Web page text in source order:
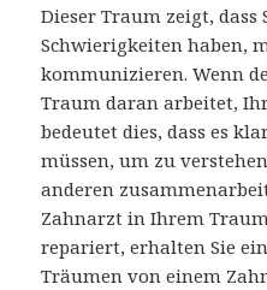
Dieser Traum zeigt, dass
Schwierigkeiten haben,
kommunizieren. Wenn
Traum daran arbeitet,
bedeutet dies, dass es
müssen, um zu
anderen
Zahnarzt in Ihrem
repariert, erhalten Sie
Träumen von einem